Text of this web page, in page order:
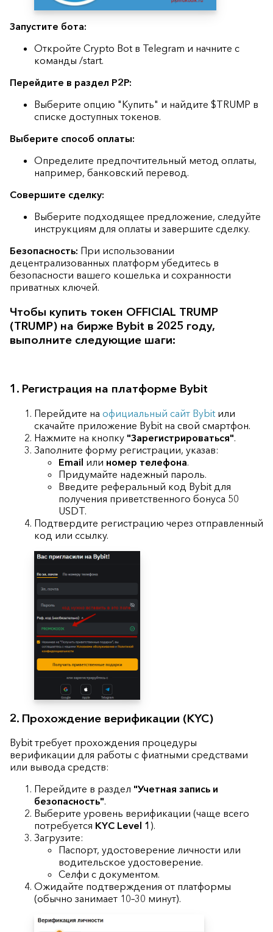
Запустите бота:
Откройте Crypto Bot в Telegram и начните с
команды /start.
Перейдите в раздел P2P:
Выберите опцию "Купить" и найдите $TRUMP в
списке доступных токенов.
Выберите способ оплаты:
Определите предпочтительный метод оплаты,
например, банковский перевод.
Совершите сделку:
Выберите подходящее предложение, следуйте
инструкциям для оплаты и завершите сделку.
Безопасность: При использовании
децентрализованных платформ убедитесь в
безопасности вашего кошелька и сохранности
приватных ключей.
Чтобы купить токен OFFICIAL TRUMP
(TRUMP) на бирже Bybit в 2025 году,
выполните следующие шаги:
1. Регистрация на платформе Bybit
Перейдите на официальный сайт Bybit или
скачайте приложение Bybit на свой смартфон.
Нажмите на кнопку "Зарегистрироваться".
Заполните форму регистрации, указав:
Email или номер телефона.
Придумайте надежный пароль.
Введите реферальный код Bybit для
получения приветственного бонуса 50
USDT.
Подтвердите регистрацию через отправленный
код или ссылку.
2. Прохождение верификации (KYC)
Bybit требует прохождения процедуры
верификации для работы с фиатными средствами
или вывода средств:
Перейдите в раздел "Учетная запись и
безопасность".
Выберите уровень верификации (чаще всего
потребуется KYC Level 1 ).
Загрузите:
Паспорт, удостоверение личности или
водительское удостоверение.
Селфи с документом.
Ожидайте подтверждения от платформы
(обычно занимает 10–30 минут).